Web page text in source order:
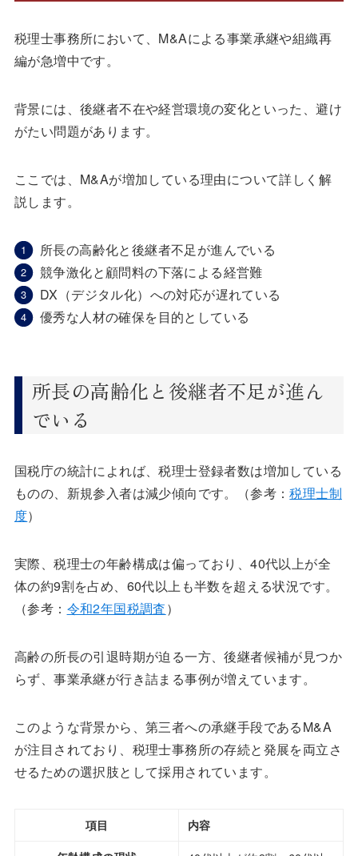
税理士事務所において、M&Aによる事業承継や組織再
編が急増中です。
背景には、後継者不在や経営環境の変化といった、避け
がたい問題があります。
ここでは、M&Aが増加している理由について詳しく解
説します。
所長の高齢化と後継者不足が進んでいる
競争激化と顧問料の下落による経営難
DX（デジタル化）への対応が遅れている
優秀な人材の確保を目的としている
所長の高齢化と後継者不足が進ん
でいる
国税庁の統計によれば、税理士登録者数は増加している
ものの、新規参入者は減少傾向です。（参考：税理士制
度）
実際、税理士の年齢構成は偏っており、40代以上が全
体の約9割を占め、60代以上も半数を超える状況です。
（参考： 令和2年国税調査）
高齢の所長の引退時期が迫る一方、後継者候補が見つか
らず、事業承継が行き詰まる事例が増えています。
このような背景から、第三者への承継手段であるM&A
が注目されており、税理士事務所の存続と発展を両立さ
せるための選択肢として採用されています。
項目
内容